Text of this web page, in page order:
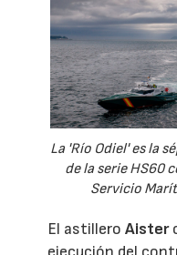
La 'Río Odiel' es la
de la serie HS60
Servicio
El astilleroAister